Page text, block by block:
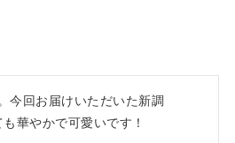
今回お届けいただいた新調
華やかで可愛いです！